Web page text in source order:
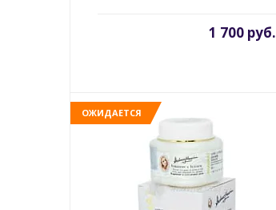
1 700 руб.
ОЖИДАЕТСЯ